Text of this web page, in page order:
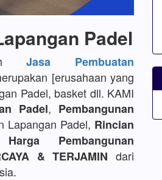
Padel
Jasa Pembuatan
[erusahaan yang
Padel, basket dll. KAMI
Padel, Pembangunan
Lapangan Padel, Rincian
Harga Pembangunan
& TERJAMIN dari